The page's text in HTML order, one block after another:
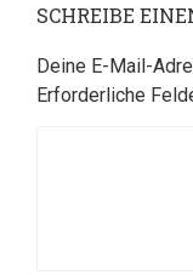
SCHREIBE
Deine E-Mail-
Erforderliche